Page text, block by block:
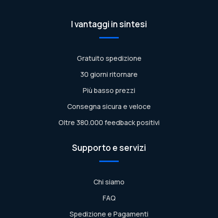
I vantaggi in sintesi
Gratuito spedizione
30 giorni ritornare
Più basso prezzi
Consegna sicura e veloce
Oltre 380.000 feedback positivi
Supporto e servizi
Chi siamo
FAQ
Spedizione e Pagamenti